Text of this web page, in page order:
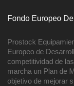
Fondo Europeo
Prostock
Europeo de
competitividad de
marcha un Plan de
objetivo de mejorar